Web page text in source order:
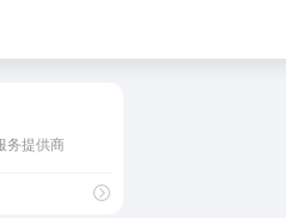
务提供商